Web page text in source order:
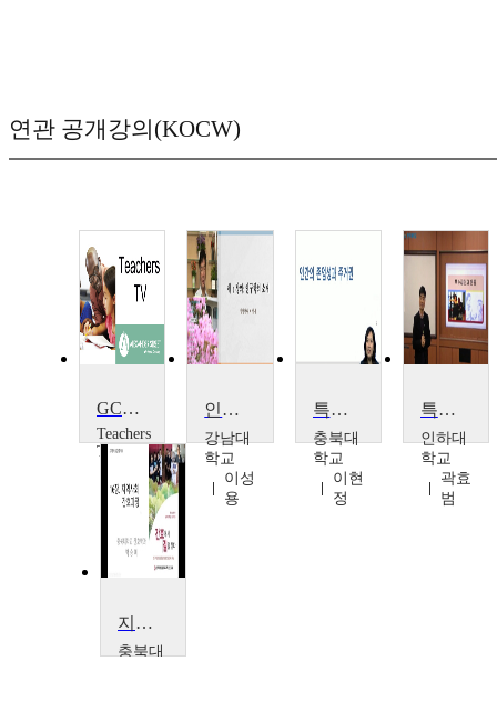
연관 공개강의(KOCW)
GCSE Geography: Population, Employment and Ecosystems
Teachers
TV
Teachers
TV
인구와 사회
강남대
학교
이성
용
특수계층주거
충북대
학교
이현
정
특수집단과 운동
인하대
학교
곽효
범
지역사회간호학 II
충북대